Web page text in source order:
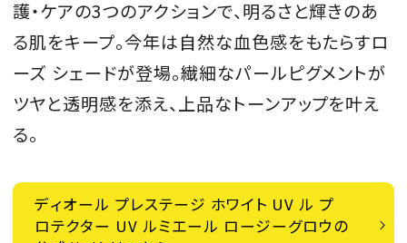
護・ケアの3つのアクションで、明るさと輝きのあ
る肌をキープ。今年は自然な血色感をもたらすロ
ーズ シェードが登場。繊細なパールピグメントが
ツヤと透明感を添え、上品なトーンアップを叶え
る。
ディオール プレステージ ホワイト UV ル プ
ロテクター UV ルミエール ロージーグロウの